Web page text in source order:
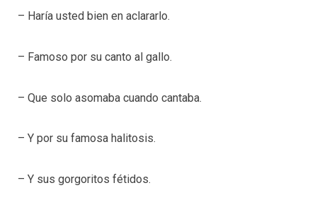
– Haría usted bien en aclararlo.
– Famoso por su canto al gallo.
– Que solo asomaba cuando cantaba.
– Y por su famosa halitosis.
– Y sus gorgoritos fétidos.